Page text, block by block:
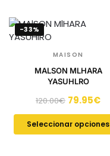
-33%
MAISON
MALSON MLHARA
YASUHLRO
120.00€ 79.95€
Seleccionar opciones